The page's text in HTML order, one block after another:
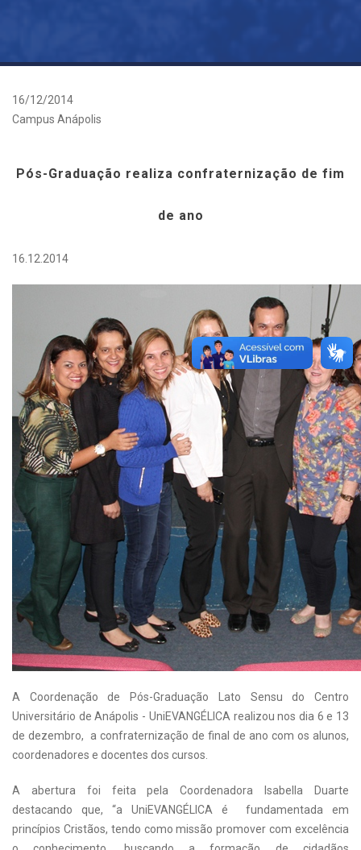
16/12/2014
Campus Anápolis
Pós-Graduação realiza confraternização de fim
de ano
16.12.2014
A Coordenação de Pós-Graduação Lato Sensu do Centro
Universitário de Anápolis - UniEVANGÉLICA realizou nos dia 6 e 13
de dezembro, a confraternização de final de ano com os alunos,
coordenadores e docentes dos cursos.
A abertura foi feita pela Coordenadora Isabella Duarte
destacando que, “a UniEVANGÉLICA é fundamentada em
princípios Cristãos, tendo como missão promover com excelência